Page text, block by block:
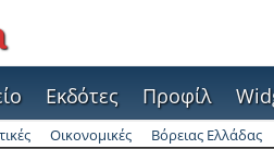
Εκδότες Προφίλ
Οικονομικές Βόρειας Ελλάδας